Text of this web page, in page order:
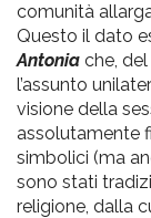
comunità
Questo il dato
Antonia che,
l’assunto
visione della
assolutamente
simbolici (ma
sono stati
religione, dalla